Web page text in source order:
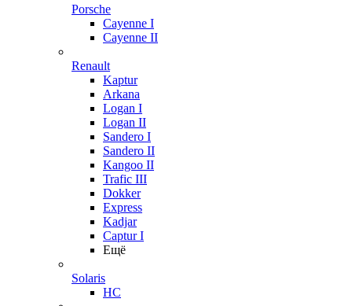
Porsche
Cayenne I
Cayenne II
Renault
Kaptur
Arkana
Logan I
Logan II
Sandero I
Sandero II
Kangoo II
Trafic III
Dokker
Express
Kadjar
Captur I
Ещё
Solaris
HC